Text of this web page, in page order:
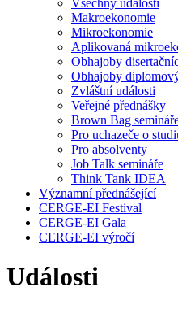
Všechny události
Makroekonomie
Mikroekonomie
Aplikovaná
Obhajoby
Obhajoby
Zvláštní události
Veřejné přednášky
Brown Bag
Pro uchazeče o
Pro absolventy
Job Talk semináře
Think Tank IDEA
Významní přednášející
CERGE-EI Festival
CERGE-EI Gala
CERGE-EI výročí
Události